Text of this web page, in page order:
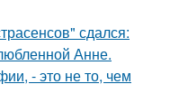
сдался:
Анне.
- это не то, чем